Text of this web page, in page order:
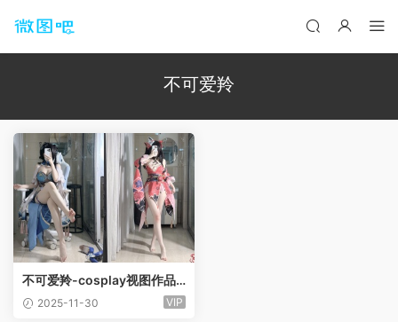
不可爱羚
不可爱羚-cosplay视图作品
合集[6套]
2025-11-30 VIP